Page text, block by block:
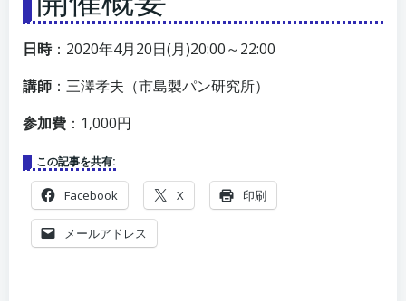
日時：2020年4月20日(月)20:00～22:00
講師 ：三澤孝夫（市島製パン研究所）
参加費 ：1,000円
この記事を共有:
Facebook X 印刷
メールアドレス